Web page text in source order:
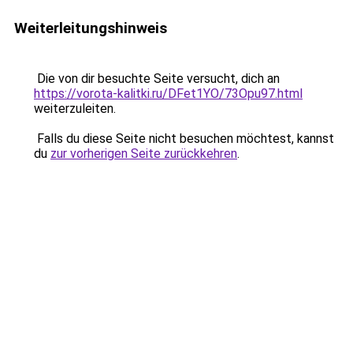
Weiterleitungshinweis
Die von dir besuchte Seite versucht, dich an
https://vorota-kalitki.ru/DFet1YO/73Opu97.html
weiterzuleiten.
Falls du diese Seite nicht besuchen möchtest, kannst
du zur vorherigen Seite zurückkehren.